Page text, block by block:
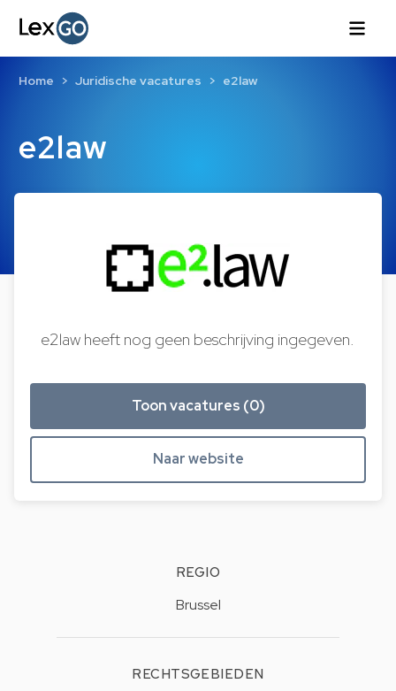
e2law
Home Juridische vacatures e2law
e2law heeft nog geen beschrijving ingegeven.
Toon vacatures (0)
Naar website
REGIO
Brussel
RECHTSGEBIEDEN